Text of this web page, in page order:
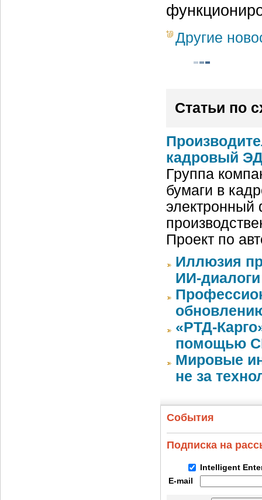
Другие
Статьи по
кадровый
Группа
бумаги в
электронный
Проект по
Иллюзия
ИИ-
«РТД-
помощью
Мировые
не за
События
Подписка на
Intelligent
E-mail